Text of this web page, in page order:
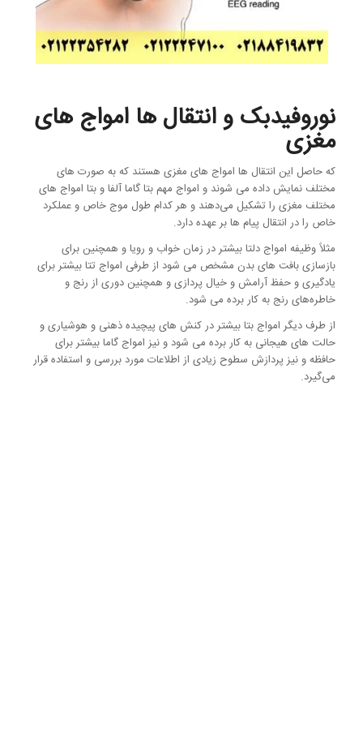
نوروفیدبک و انتقال ها امواج های
مغزی
که حاصل این انتقال ها امواج های مغزی هستند که به صورت های
مختلف نمایش داده می شوند و امواج مهم بتا گاما آلفا و بتا امواج های
مختلف مغزی را تشکیل می‌دهند و هر کدام طول موج خاص و عملکرد
خاص را در انتقال پیام ها بر عهده دارد.
مثلاً وظیفه امواج دلتا بیشتر در زمان خواب و رویا و همچنین برای
بازسازی بافت های بدن مشخص می شود از طرفی امواج تتا بیشتر برای
یادگیری و حفظ آرامش و خیال پردازی و همچنین دوری از رنج و
خاطره‌های رنج به کار برده می شود.
از طرف دیگر امواج بتا بیشتر در کنش های پیچیده ذهنی و هوشیاری و
حالت های هیجانی به کار برده می شود و نیز امواج گاما بیشتر برای
حافظه و نیز پردازش سطوح زیادی از اطلاعات مورد بررسی و استفاده قرار
می‌گیرد.